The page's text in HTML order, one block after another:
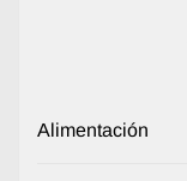
Alimentación